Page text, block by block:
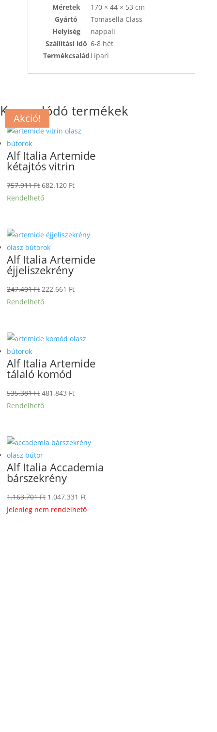
Méretek
170 × 44 × 53 cm
Gyártó
Tomasella Class
Helyiség
nappali
Szállítási idő 6-8 hét
Termékcsalád Lipari
Kapcsolódó termékek
Akció!
Alf Italia Artemide
kétajtós vitrin
757.911Ft Original
price
682.120 FtCurrent
Rendelhető
Akció!
Alf Italia Artemide
éjjeliszekrény
247.401Ft Original
price
222.661 FtCurrent
Rendelhető
Akció!
Alf Italia Artemide
tálaló komód
535.381Ft Original
price
481.843 FtCurrent
Rendelhető
Akció!
Alf Italia Accademia
bárszekrény
1.163.701Ft Original
price
1.047.331 FtCurrent
price
Jelenleg nem rendelhető